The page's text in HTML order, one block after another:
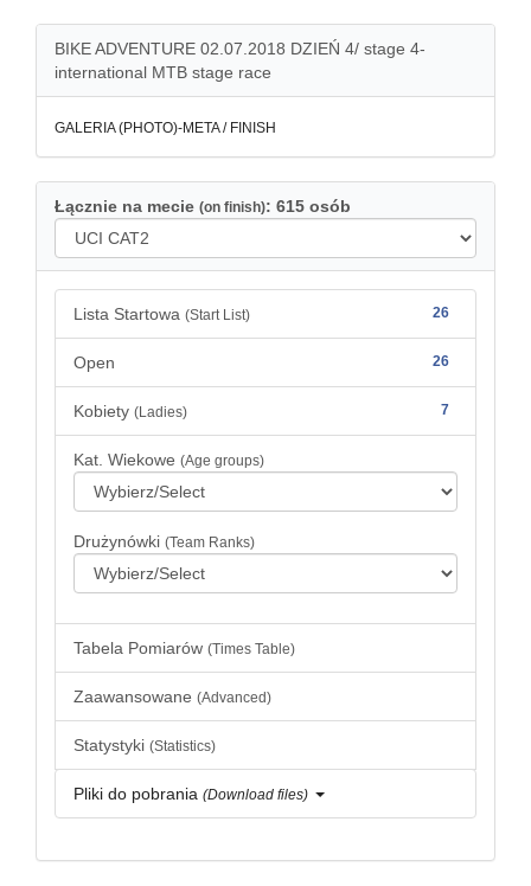
BIKE ADVENTURE 02.07.2018 DZIEŃ 4/ stage 4-
international MTB stage race
GALERIA (PHOTO)-META / FINISH
Łącznie na mecie (on finish): 615 osób
Lista Startowa (Start List) 26
Open 26
Kobiety (Ladies) 7
Kat. Wiekowe (Age groups)
Drużynówki (Team Ranks)
Tabela Pomiarów (Times Table)
Zaawansowane (Advanced)
Statystyki (Statistics)
Pliki do pobrania (Download files)